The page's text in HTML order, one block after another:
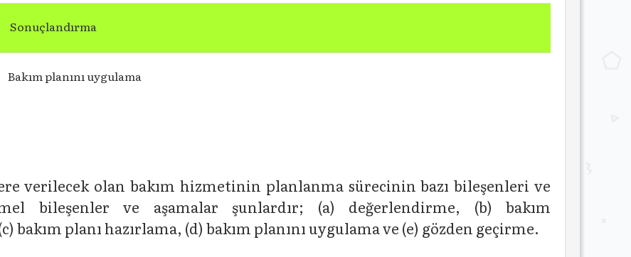
Sonuçlandırma
Bakım planını uygulama
verilecek olan bakım hizmetinin planlanma sürecinin bazı bileşenleri ve
bileşenler ve aşamalar şunlardır; (a) değerlendirme, (b) bakım
planı hazırlama, (d) bakım planını uygulama ve (e) gözden geçirme.